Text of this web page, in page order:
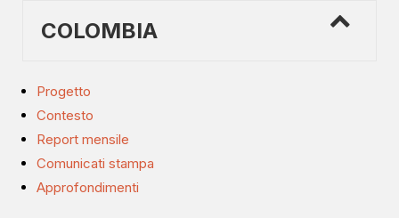
COLOMBIA
Progetto
Contesto
Report mensile
Comunicati stampa
Approfondimenti